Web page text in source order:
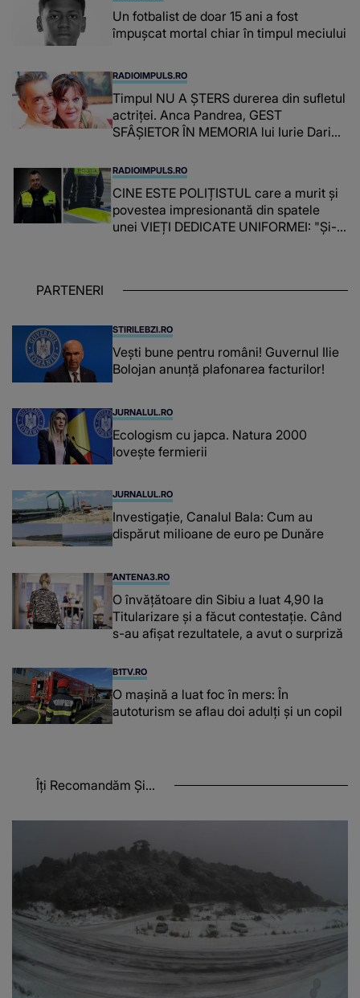
Un fotbalist de doar 15 ani a fost
împușcat mortal chiar în timpul meciului
RADIOIMPULS.RO
Timpul NU A ȘTERS durerea din sufletul
actriței. Anca Pandrea, GEST
SFÂȘIETOR ÎN MEMORIA lui Iurie Darie:
timpul parcă..."
RADIOIMPULS.RO
CINE ESTE POLIȚISTUL care a murit și
povestea impresionantă din spatele
unei VIEȚI DEDICATE UNIFORMEI: "Și-a
PARTENERI
STIRILEBZI.RO
Vești bune pentru români! Guvernul Ilie
Bolojan anunță plafonarea facturilor!
JURNALUL.RO
Ecologism cu japca. Natura 2000
lovește fermierii
JURNALUL.RO
Investigație, Canalul Bala: Cum au
dispărut milioane de euro pe Dunăre
ANTENA3.RO
O învățătoare din Sibiu a luat 4,90 la
Titularizare și a făcut contestație. Când
s-au afișat rezultatele, a avut o surpriză
B1TV.RO
O maşină a luat foc în mers: În
autoturism se aflau doi adulți și un copil
Îți Recomandăm Și...